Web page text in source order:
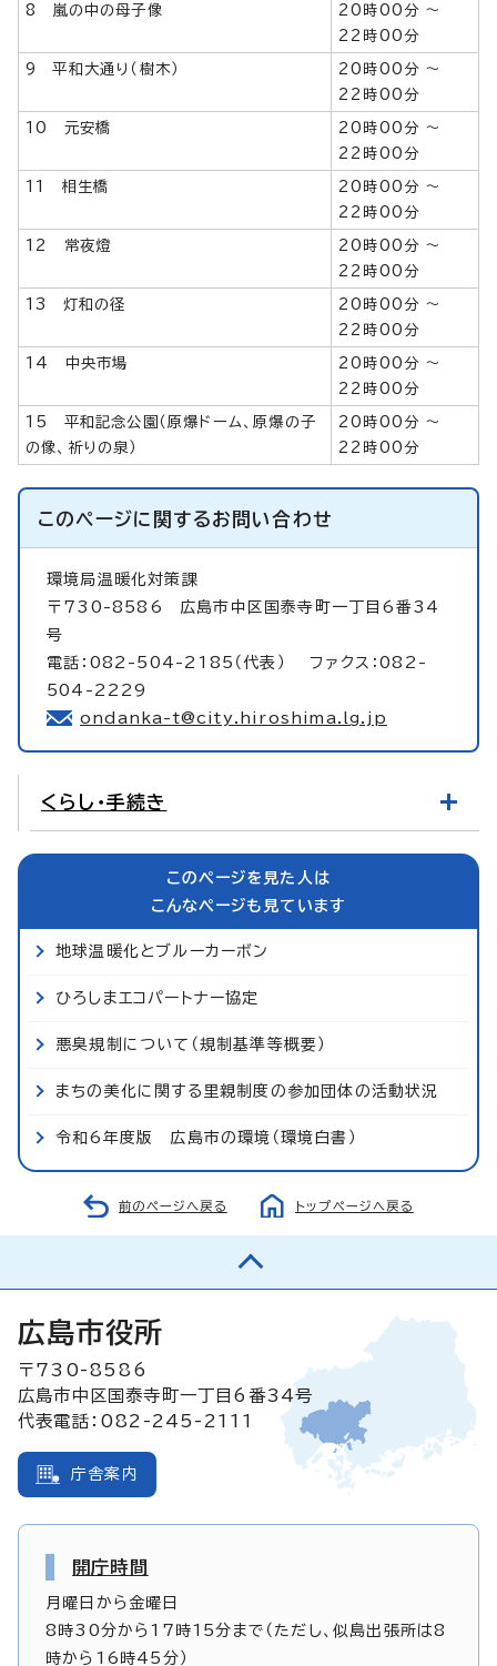
8 嵐の中の母子像
20時00分 ～
22時00分
9 平和大通り（樹木）
20時00分 ～
22時00分
10 元安橋
20時00分 ～
22時00分
11 相生橋
20時00分 ～
22時00分
12 常夜燈
20時00分 ～
22時00分
13 灯和の径
20時00分 ～
22時00分
14 中央市場
20時00分 ～
22時00分
15 平和記念公園（原爆ドーム、原爆の子
の像、祈りの泉）
20時00分 ～
22時00分
このページに関するお問い合わせ
環境局温暖化対策課
〒730-8586 広島市中区国泰寺町一丁目6番34
号
電話：082-504-2185（代表） ファクス：082-
504-2229
ondanka-t@city.hiroshima.lg.jp
くらし・手続き
このページを見た人は
こんなページも見ています
地球温暖化とブルーカーボン
ひろしまエコパートナー協定
悪臭規制について（規制基準等概要）
まちの美化に関する里親制度の参加団体の活動状況
令和6年度版 広島市の環境（環境白書）
前のページへ戻る トップページへ戻る
広島市役所
〒730-8586
広島市中区国泰寺町一丁目6番34号
代表電話：082-245-2111
庁舎案内
開庁時間
月曜日から金曜日
8時30分から17時15分まで（ただし、似島出張所は8
時から16時45分）